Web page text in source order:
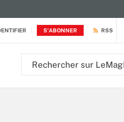
S'ABONNER RSS